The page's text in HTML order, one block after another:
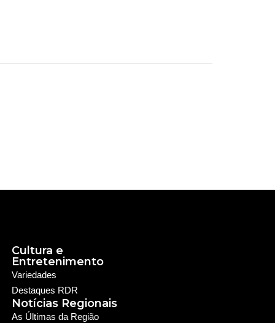
Cultura e
Entretenimento
Notícias Regionais
As Últimas da Região
Variedades
Destaques RDR